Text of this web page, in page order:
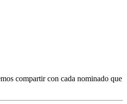
compartir con cada nominado que